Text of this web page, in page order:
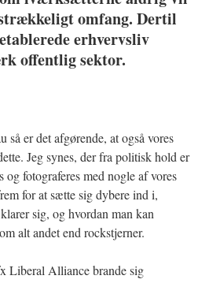
omfang. Dertil
erhvervsliv
offentlig sektor.
er det afgørende, at også vores
Jeg synes, der fra politisk hold er
og fotograferes med nogle af vores
for at sætte sig dybere ind i,
sig, og hvordan man kan
alt andet end rockstjerner.
Liberal Alliance brande sig